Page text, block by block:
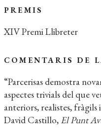
PREMIS
XIV Premi Llibreter
COMENTARIS DE
“Parcerisas demostra
aspectes trivials del que
anteriors, realistes, fràgils
David Castillo, El Punt